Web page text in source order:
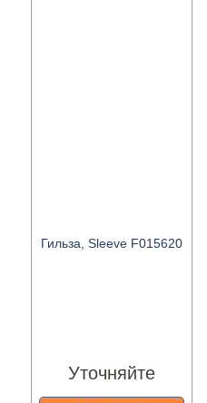
Гильза, Sleeve F015620
Уточняйте